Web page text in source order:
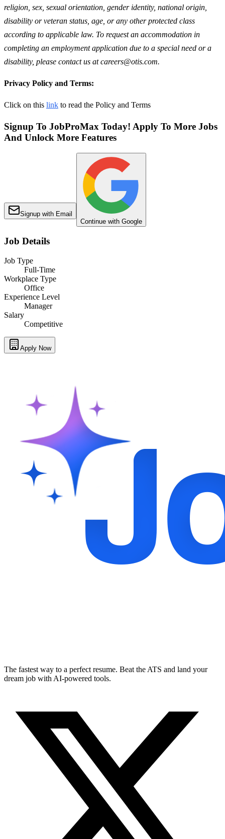
religion, sex, sexual orientation, gender identity, national origin,
disability or veteran status, age, or any other protected class
according to applicable law. To request an accommodation in
completing an employment application due to a special need or a
disability, please contact us at careers@otis.com.
Privacy Policy and Terms:
Click on this link to read the Policy and Terms
Signup To JobProMax Today! Apply To More Jobs
And Unlock More Features
Signup with Email
Continue with Google
Job Details
Job Type
Full-Time
Workplace Type
Office
Experience Level
Manager
Salary
Competitive
Apply Now
The fastest way to a perfect resume. Beat the ATS and land your
dream job with AI-powered tools.